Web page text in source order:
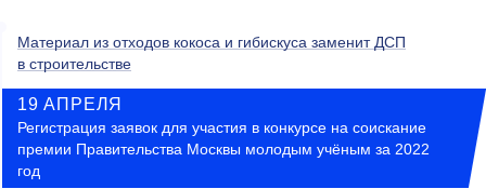
Материал из отходов кокоса и гибискуса заменит ДСП
в строительстве
19 АПРЕЛЯ
Регистрация заявок для участия в конкурсе на соискание
премии Правительства Москвы молодым учёным за 2022
год